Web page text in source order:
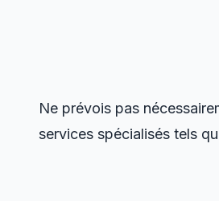
Ne prévois pas
services spécialisés tels